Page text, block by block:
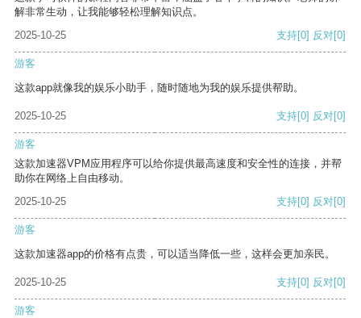
解非常生动，让我能够轻松理解知识点。
2025-10-25
支持[0] 反对[0]
游客
这款app就像我的娱乐小助手，随时随地为我的娱乐提供帮助。
2025-10-25 支持[0] 反对[0]
游客
这款加速器VPM应用程序可以给你提供最高速度和安全性的连接，并帮
助你在网络上自由移动。
2025-10-25
支持[0] 反对[0]
游客
这款加速器app的价格有点贵，可以适当降低一些，这样会更加亲民。
2025-10-25 支持[0] 反对[0]
游客